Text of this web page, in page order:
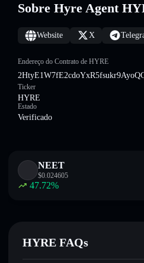
Sobre Hyre Agent
Website X
Endereço do Contrato de HYRE
Ticker
HYRE
Estado
Verificado
NEET
$0.024605
47.72%
HYRE FAQs